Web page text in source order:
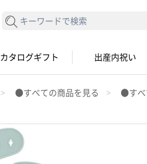
検索する
カタログギフト 出産内祝い
●すべての商品を見る ●すべ